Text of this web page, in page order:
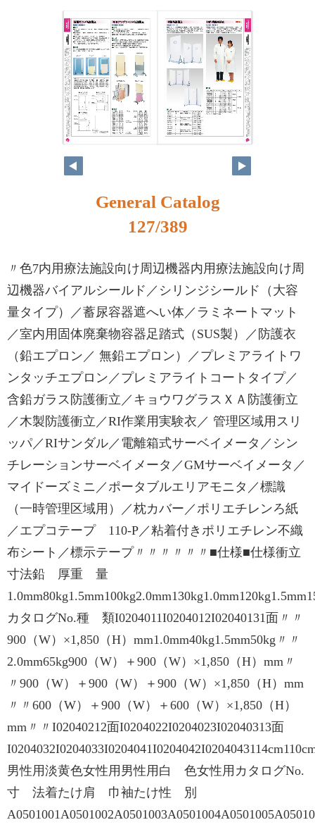
110 111
General Catalog
127/389
〃色7内用療法施設向け周辺機器内用療法施設向け周
辺機器バイアルシールド／シリンジシールド（大容
量タイプ）／蓄尿容器遮へい体／ラミネートマット
／室内用固体廃棄物容器足踏式（SUS製）／防護衣
（鉛エプロン／ 無鉛エプロン）／プレミアライトワ
ンタッチエプロン／プレミアライトコートタイプ／
含鉛ガラス防護衝立／キョウワグラスＸＡ防護衝立
／木製防護衝立／RI作業用実験衣／ 管理区域用スリ
ッパ／RIサンダル／電離箱式サーベイメータ／シン
チレーションサーベイメータ／GMサーベイメータ／
マイドーズミニ／ポータブルエリアモニタ／標識
（一時管理区域用）／枕カバー／ポリエチレンろ紙
／エプコテープ 110-P／粘着付きポリエチレン不織
布シート／標示テープ〃〃〃〃〃〃■仕様■仕様衝立
寸法鉛 厚重 量
カタログNo.種 類I0204011I0204012I02040131面〃〃
900（W）×1,850（H）mm1.0mm40kg1.5mm50kg〃〃
2.0mm65kg900（W）＋900（W）×1,850（H）mm〃
〃900（W）＋900（W）＋900（W）×1,850（H）mm
〃〃600（W）＋900（W）＋600（W）×1,850（H）
mm〃〃I02040212面I0204022I0204023I02040313面
男性用淡黄色女性用男性用白 色女性用カタログNo.
寸 法着たけ肩 巾袖たけ性 別